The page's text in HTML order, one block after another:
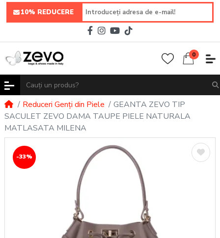
10% REDUCERE
0
Reduceri Genți din Piele
GEANTA ZEVO TIP
SACULET ZEVO DAMA TAUPE PIELE NATURALA
MATLASATA MILENA
-33%